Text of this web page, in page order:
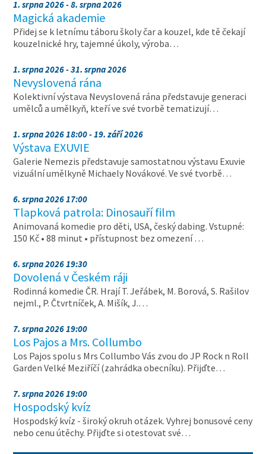
1. srpna 2026 - 8. srpna 2026
Magická akademie
Přidej se k letnímu táboru školy čar a kouzel, kde tě čekají
kouzelnické hry, tajemné úkoly, výroba…
1. srpna 2026 - 31. srpna 2026
Nevyslovená rána
Kolektivní výstava Nevyslovená rána představuje generaci
umělců a umělkyň, kteří ve své tvorbě tematizují…
1. srpna 2026 18:00 - 19. září 2026
Výstava EXUVIE
Galerie Nemezis představuje samostatnou výstavu Exuvie
vizuální umělkyně Michaely Novákové. Ve své tvorbě…
6. srpna 2026 17:00
Tlapková patrola: Dinosauří film
Animovaná komedie pro děti, USA, český dabing. Vstupné:
150 Kč • 88 minut • přístupnost bez omezení …
6. srpna 2026 19:30
Dovolená v Českém ráji
Rodinná komedie ČR. Hrají T. Jeřábek, M. Borová, S. Rašilov
nejml., P. Čtvrtníček, A. Mišík, J.…
7. srpna 2026 19:00
Los Pajos a Mrs. Collumbo
Los Pajos spolu s Mrs Collumbo Vás zvou do JP Rock n Roll
Garden Velké Meziříčí (zahrádka obecníku). Přijďte…
7. srpna 2026 19:00
Hospodský kvíz
Hospodský kvíz - široký okruh otázek. Vyhrej bonusové ceny
nebo cenu útěchy. Přijďte si otestovat své…